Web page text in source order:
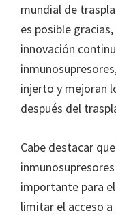
mundial de
es posible
innovación
injerto y mejoran
después del
Cabe destacar
importante para
limitar el acceso